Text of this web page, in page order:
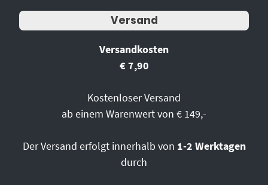
Versand
Versandkosten
€ 7,90
Kostenloser Versand
ab einem Warenwert von € 149,-
Der Versand erfolgt innerhalb von 1-2 Werktagen
durch